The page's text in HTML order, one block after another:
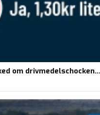
om drivmedelschocken…